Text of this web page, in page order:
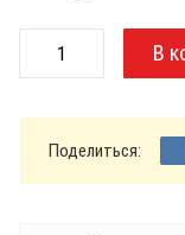
Поделиться: